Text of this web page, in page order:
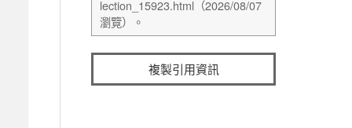
複製引用資訊